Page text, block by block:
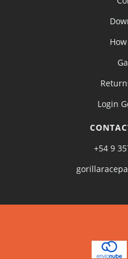
Login
+54 9